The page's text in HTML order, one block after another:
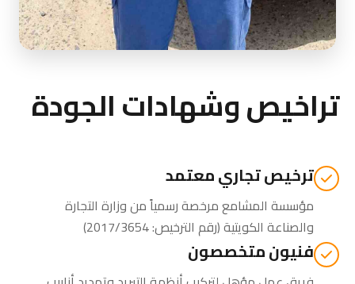
تراخيص وشهادات الجودة
ترخيص تجاري معتمد
مؤسسة المشامع مرخصة رسمياً منوزارة التجارة
والصناعة الكويتية(رقم الترخيص: 2017/3654)
فنيون متخصصون